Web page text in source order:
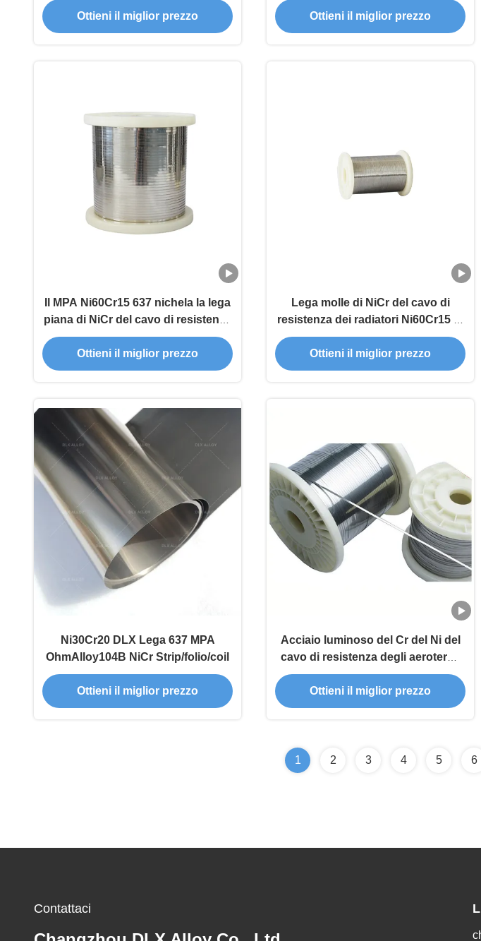
Ottieni il miglior prezzo
Ottieni il miglior prezzo
Il MPA Ni60Cr15 637 nichela la lega
piana di NiCr del cavo di resistenza
del cromo
Ottieni il miglior prezzo
Lega molle di NiCr del cavo di
resistenza dei radiatori Ni60Cr15 di
stoccaggio
Ottieni il miglior prezzo
Ni30Cr20 DLX Lega 637 MPA
OhmAlloy104B NiCr Strip/folio/coil
Ottieni il miglior prezzo
Acciaio luminoso del Cr del Ni del
cavo di resistenza degli aerotermi
Ni30Cr20 0.03mm
Ottieni il miglior prezzo
1 2 3 4 5 6
Contattaci